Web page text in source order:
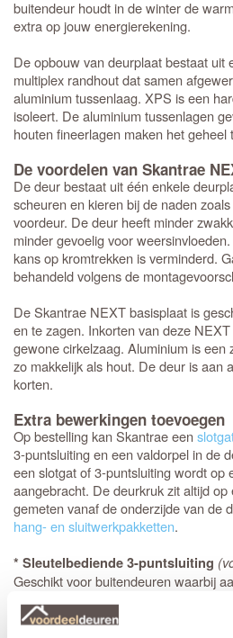
buitendeur houdt in de winter de
extra op jouw energierekening.
De opbouw van deurplaat bestaat uit
multiplex randhout dat samen
aluminium tussenlaag. XPS is een
isoleert. De aluminium tussenlagen
houten fineerlagen maken het geheel
De voordelen van Skantrae
De deur bestaat uit één enkele
scheuren en kieren bij de naden
voordeur. De deur heeft minder
minder gevoelig voor
kans op kromtrekken is verminderd.
behandeld volgens de
De Skantrae NEXT basisplaat is
en te zagen. Inkorten van deze
gewone cirkelzaag. Aluminium is een
zo makkelijk als hout. De deur is aan
korten.
Extra bewerkingen toevoegen
Op bestelling kan Skantrae een
3-puntsluiting en een valdorpel in de
een slotgat of 3-puntsluiting wordt op
aangebracht. De deurkruk zit altijd
gemeten vanaf de onderzijde van de
hang- en sluitwerkpakketten.
* Sleutelbediende 3-puntsluiting
Geschikt voor buitendeuren waarbij
deurknop
een deurkruk. Sleutelbediende sloten